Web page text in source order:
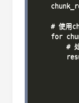
# 使用
for
#